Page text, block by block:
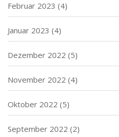
Februar 2023 (4)
Januar 2023 (4)
Dezember 2022 (5)
November 2022 (4)
Oktober 2022 (5)
September 2022 (2)